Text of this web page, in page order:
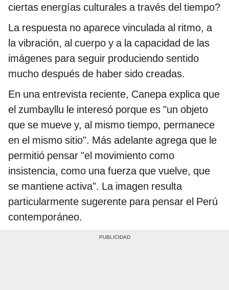
ciertas energías culturales a través del tiempo?
La respuesta no aparece vinculada al ritmo, a
la vibración, al cuerpo y a la capacidad de las
imágenes para seguir produciendo sentido
mucho después de haber sido creadas.
En una entrevista reciente, Canepa explica que
el zumbayllu le interesó porque es "un objeto
que se mueve y, al mismo tiempo, permanece
en el mismo sitio". Más adelante agrega que le
permitió pensar "el movimiento como
insistencia, como una fuerza que vuelve, que
se mantiene activa". La imagen resulta
particularmente sugerente para pensar el Perú
contemporáneo.